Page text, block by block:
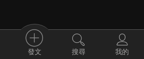
發文 搜尋 我的